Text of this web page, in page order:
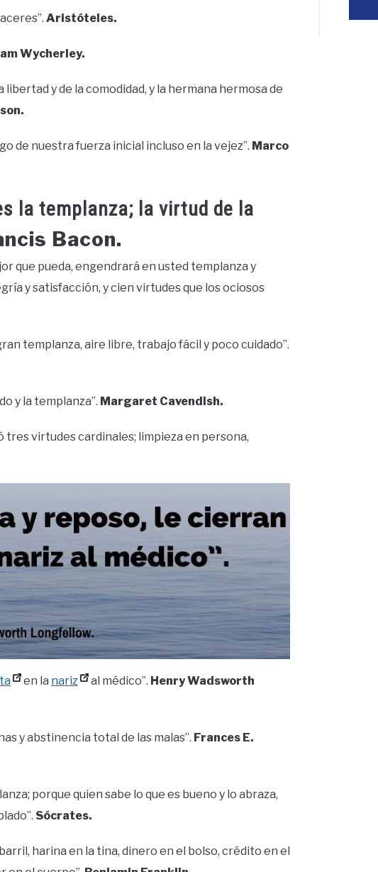
Aristóteles.
Wycherley.
libertad y de la comodidad, y la hermana hermosa de
de nuestra fuerza inicial incluso en la vejez”. Marco
la templanza; la virtud de la
Bacon.
que pueda, engendrará en usted templanza y
y satisfacción, y cien virtudes que los ociosos
templanza, aire libre, trabajo fácil y poco cuidado”.
y la templanza”. Margaret Cavendish.
tres virtudes cardinales; limpieza en persona,
en la nariz al médico”. Henry Wadsworth
y abstinencia total de las malas”. Frances E.
porque quien sabe lo que es bueno y lo abraza,
Sócrates.
harina en la tina, dinero en el bolso, crédito en el